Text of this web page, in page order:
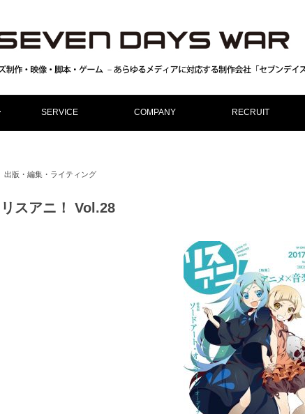
SERVICE COMPANY RECRUIT
出版・編集・ライティング
リスアニ！ Vol.28